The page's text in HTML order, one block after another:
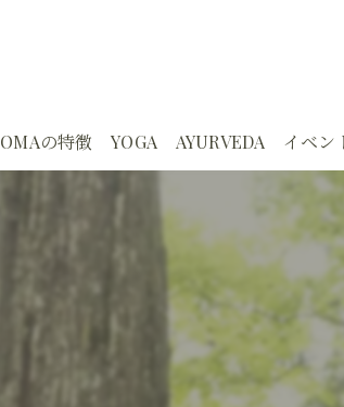
OMAの特徴
アーユルヴェーダ
YOGA
AyurYOGAスタジオクラス
AyurYOGAパーソナルクラス
朝活！眠活！オンラインYOGA
どこでもYOGA
AYURVEDA
アーユルヴェーダ実
アーユルヴェーダ実
アーユルヴェーダカ
上馬塲和夫先生の講座
イベン
ヨー
月